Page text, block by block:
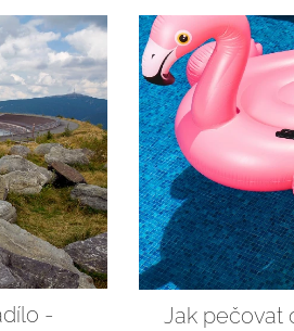
-
Jak pečovat